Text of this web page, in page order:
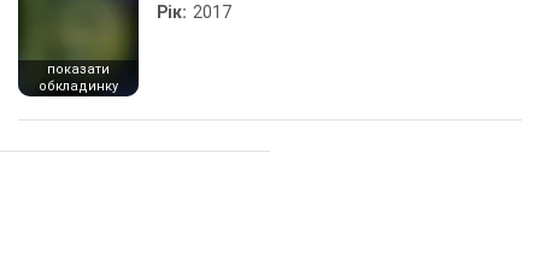
показати
обкладинку
Рік: 2017